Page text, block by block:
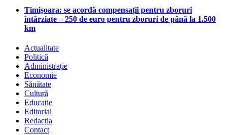
Timișoara: se acordă compensații pentru zboruri
întârziate – 250 de euro pentru zboruri de până la 1.500
km
Actualitate
Politică
Administrație
Economie
Sănătate
Cultură
Educație
Editorial
Redacția
Contact